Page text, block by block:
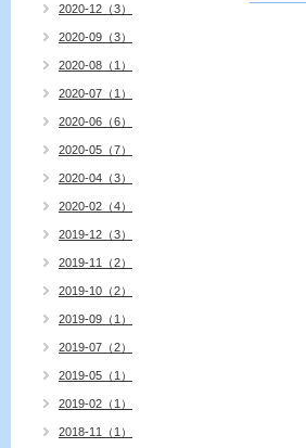
2020-12（3）
2020-09（3）
2020-08（1）
2020-07（1）
2020-06（6）
2020-05（7）
2020-04（3）
2020-02（4）
2019-12（3）
2019-11（2）
2019-10（2）
2019-09（1）
2019-07（2）
2019-05（1）
2019-02（1）
2018-11（1）